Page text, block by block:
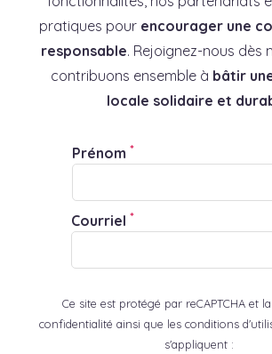
pratiques pour encourager une
responsable. Rejoignez-nous dès
contribuons ensemble à bâtir
locale solidaire et
Prénom *
Courriel *
Ce site est protégé par reCAPTCHA et
confidentialité ainsi que les conditions
s'appliquent :